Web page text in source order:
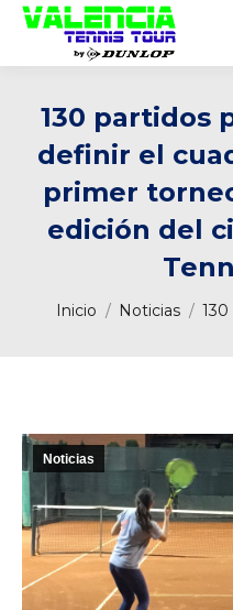
130 partidos
definir el
primer
edición del
Estás aquí:
Inicio Noticias
Noticias